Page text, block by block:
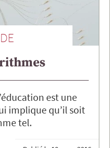
est une
implique qu’il soit
tel.